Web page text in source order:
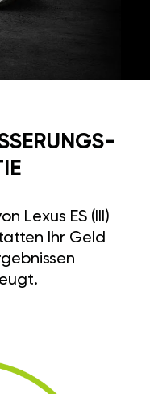
Lexus ES (III)
Ihr Geld